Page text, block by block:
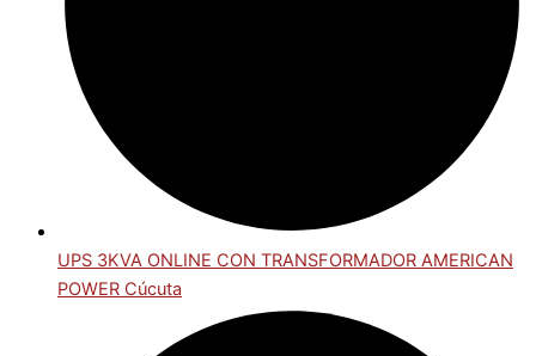
UPS 3KVA ONLINE CON TRANSFORMADOR AMERICAN
POWER Cúcuta